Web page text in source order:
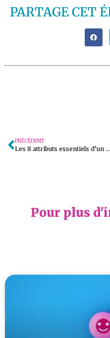
PARTAGE CET
PRÉCÉDENT
Les 8 attributs essentiels d’un échéancier performant [Épisode 42]
Pour plus